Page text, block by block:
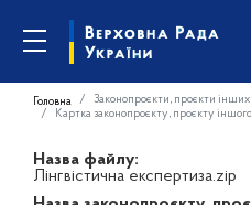
Головна Законопроєкти, проєкти інших
Картка законопроєкту, проєкту
Назва файлу:
Лінгвістична експертиза.zip